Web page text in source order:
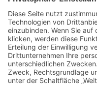
Februar 2018
Januar 2018(2)
Dezember 2017(1)
November 2017(3)
Juli 2017(1)
April 2017(1)
Februar 2017(1)